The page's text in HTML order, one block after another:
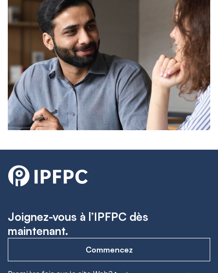
Joignez-vous à l’IPFPC dès
maintenant.
Commencez